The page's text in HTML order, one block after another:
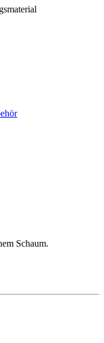
Schaum.